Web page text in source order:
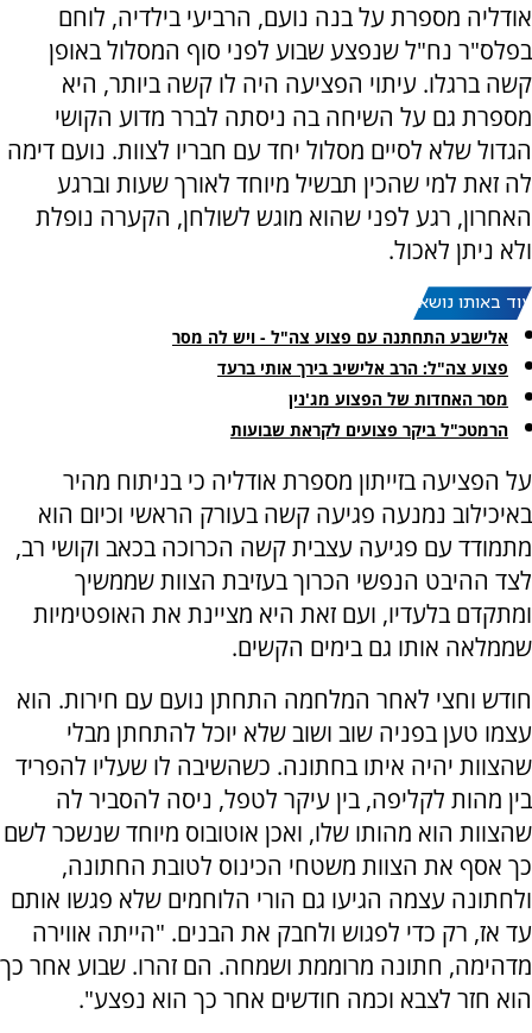
אודליה מספרת על בנה נועם, הרביעי בילדיה, לוחם
בפלס"ר נח"ל שנפצע שבוע לפני סוף המסלול באופן
קשה ברגלו. עיתוי הפציעה היה לו קשה ביותר, היא
מספרת גם על השיחה בה ניסתה לברר מדוע הקושי
הגדול שלא לסיים מסלול יחד עם חבריו לצוות. נועם דימה
לה זאת למי שהכין תבשיל מיוחד לאורך שעות וברגע
האחרון, רגע לפני שהוא מוגש לשולחן, הקערה נופלת
ולא ניתן לאכול.
עוד באותו נושא:
אלישבע התחתנה עם פצוע צה"ל - ויש לה מסר
פצוע צה"ל: הרב אלישיב בירך אותי ברעד
מסר האחדות של הפצוע מג'נין
הרמטכ"ל ביקר פצועים לקראת שבועות
על הפציעה בזייתון מספרת אודליה כי בניתוח מהיר
באיכילוב נמנעה פגיעה קשה בעורק הראשי וכיום הוא
מתמודד עם פגיעה עצבית קשה הכרוכה בכאב וקושי רב,
לצד ההיבט הנפשי הכרוך בעזיבת הצוות שממשיך
ומתקדם בלעדיו, ועם זאת היא מציינת את האופטימיות
שממלאה אותו גם בימים הקשים.
חודש וחצי לאחר המלחמה התחתן נועם עם חירות. הוא
עצמו טען בפניה שוב ושוב שלא יוכל להתחתן מבלי
שהצוות יהיה איתו בחתונה. כשהשיבה לו שעליו להפריד
בין מהות לקליפה, בין עיקר לטפל, ניסה להסביר לה
שהצוות הוא מהותו שלו, ואכן אוטובוס מיוחד שנשכר לשם
כך אסף את הצוות משטחי הכינוס לטובת החתונה,
ולחתונה עצמה הגיעו גם הורי הלוחמים שלא פגשו אותם
עד אז, רק כדי לפגוש ולחבק את הבנים. "הייתה אווירה
מדהימה, חתונה מרוממת ושמחה. הם זהרו. שבוע אחר כך
הוא חזר לצבא וכמה חודשים אחר כך הוא נפצע".